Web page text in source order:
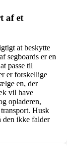
af et
at beskytte
segboards er en
passe til
er forskellige
en, der
vil have
opladeren,
Husk
den ikke falder